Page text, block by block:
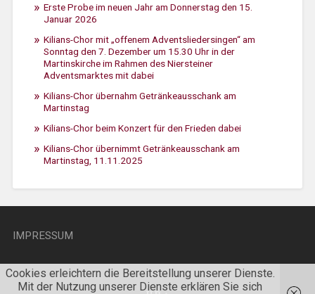
Erste Probe im neuen Jahr am Donnerstag den 15.
Januar 2026
Kilians-Chor mit „offenem Adventsliedersingen“ am
Sonntag den 7. Dezember um 15.30 Uhr in der
Martinskirche im Rahmen des Niersteiner
Adventsmarktes mit dabei
Kilians-Chor übernahm Getränkeausschank am
Martinstag
Kilians-Chor beim Konzert für den Frieden dabei
Kilians-Chor übernimmt Getränkeausschank am
Martinstag, 11.11.2025
IMPRESSUM
Cookies erleichtern die Bereitstellung unserer Dienste.
Mit der Nutzung unserer Dienste erklären Sie sich